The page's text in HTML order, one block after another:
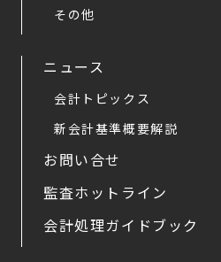
その他
ニュース
会計トピックス
新会計基準概要解説
お問い合せ
監査ホットライン
会計処理ガイドブック